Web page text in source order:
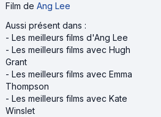
Film de Ang Lee
Aussi présent dans :
- Les meilleurs films d'Ang Lee
- Les meilleurs films avec Hugh
Grant
- Les meilleurs films avec Emma
Thompson
- Les meilleurs films avec Kate
Winslet